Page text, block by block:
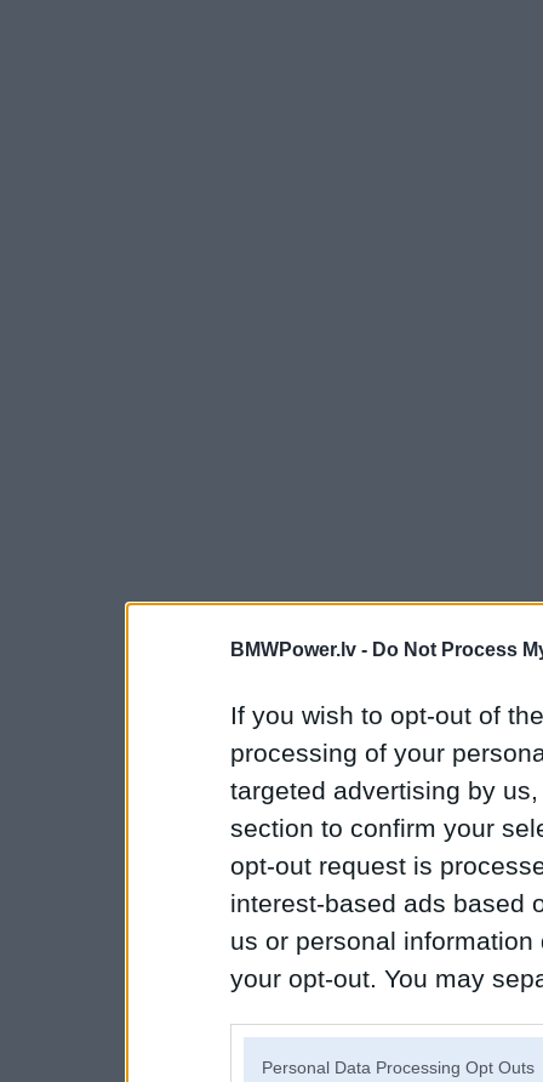
BMWPower.lv - Do Not Process
If you wish to opt-out of
processing of your
targeted advertising by
section to confirm your
opt-out request is
interest-based ads based
us or personal
your opt-out. You may
Personal Data Processing Opt Outs